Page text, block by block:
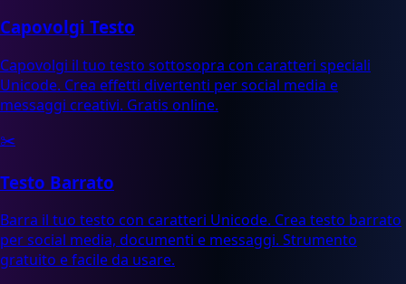
Capovolgi Testo
Capovolgi il tuo testo sottosopra con caratteri speciali
Unicode. Crea effetti divertenti per social media e
messaggi creativi. Gratis online.
✂️
Testo Barrato
Barra il tuo testo con caratteri Unicode. Crea testo barrato
per social media, documenti e messaggi. Strumento
gratuito e facile da usare.